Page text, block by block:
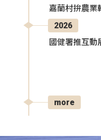
嘉蘭村拚農業
2026
國健署推互動
more